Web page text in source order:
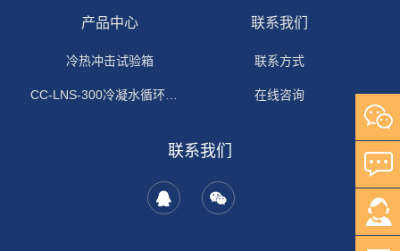
产品中心
冷热冲击试验箱
CC-LNS-300冷凝水循环试验箱
联系我们
联系方式
在线咨询
联系我们